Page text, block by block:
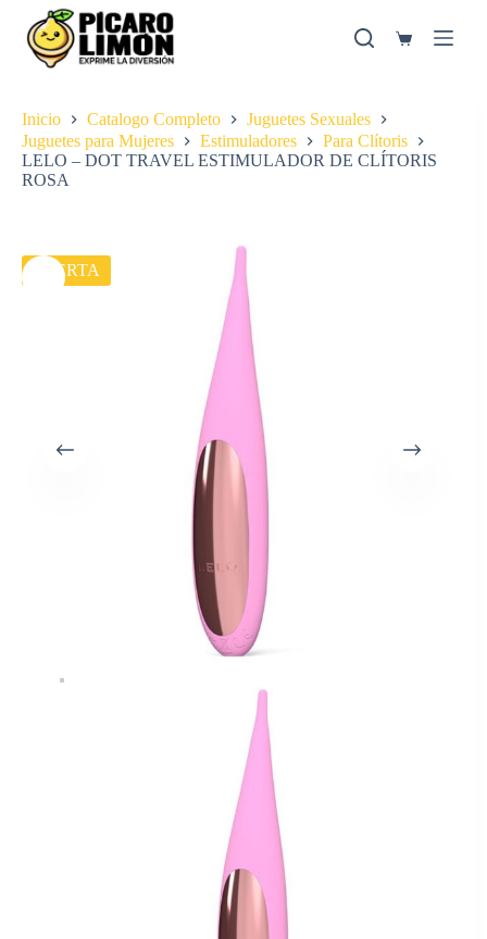
contenido
Carro
Inicio
Catalogo Completo
Juguetes Sexuales
Juguetes para Mujeres
Estimuladores
Para Clítoris
LELO – DOT TRAVEL ESTIMULADOR DE CLÍTORIS
ROSA
OFERTA